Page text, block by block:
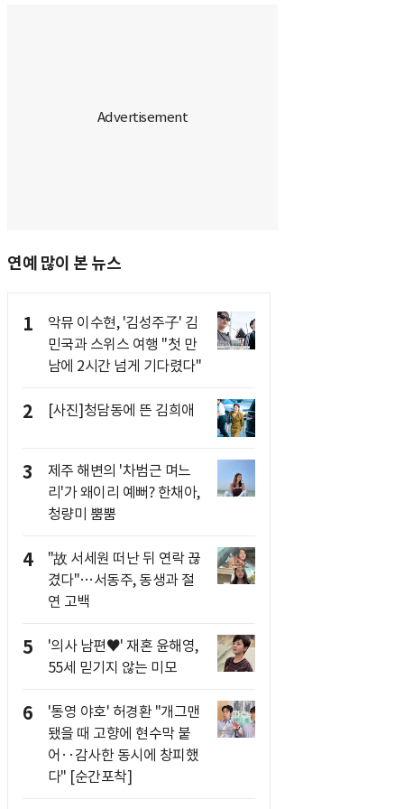
연예 많이 본 뉴스
1
악뮤 이수현, '김성주子' 김
민국과 스위스 여행 "첫 만
남에 2시간 넘게 기다렸다"
2 [사진]청담동에 뜬 김희애
3
제주 해변의 '차범근 며느
리'가 왜이리 예뻐? 한채아,
청량미 뿜뿜
4
"故 서세원 떠난 뒤 연락 끊
겼다"…서동주, 동생과 절
연 고백
5
'의사 남편♥' 재혼 윤해영,
55세 믿기지 않는 미모
6
'통영 야호' 허경환 "개그맨
됐을 때 고향에 현수막 붙
어‥감사한 동시에 창피했
다" [순간포착]